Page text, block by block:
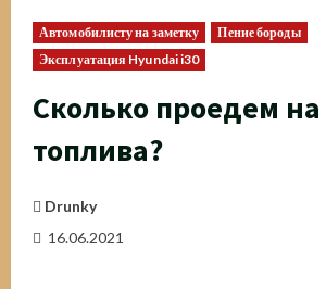
Автомобилисту на заметку
Пение бороды
Эксплуатация Hyundai i30
Сколько проедем на
топлива?
Drunky
16.06.2021